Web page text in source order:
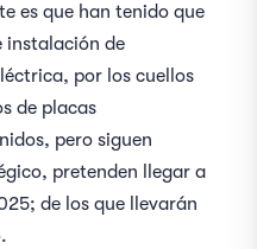
es que han tenido que
instalación de
por los cuellos
de placas
pero siguen
pretenden llegar a
de los que llevarán